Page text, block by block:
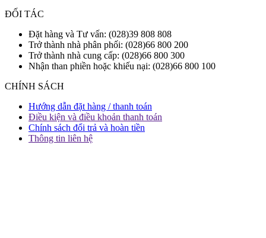
ĐỐI TÁC
Đặt hàng và Tư vấn: (028)39 808 808
Trở thành nhà phân phối: (028)66 800 200
Trở thành nhà cung cấp: (028)66 800 300
Nhận than phiền hoặc khiếu nại: (028)66 800 100
CHÍNH SÁCH
Hướng dẫn đặt hàng / thanh toán
Điều kiện và điều khoản thanh toán
Chính sách đổi trả và hoàn tiền
Thông tin liên hệ